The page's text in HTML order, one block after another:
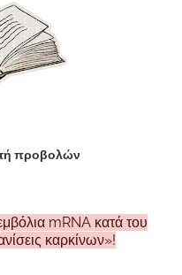
προβολών
mRNA κατά του
καρκίνων»!